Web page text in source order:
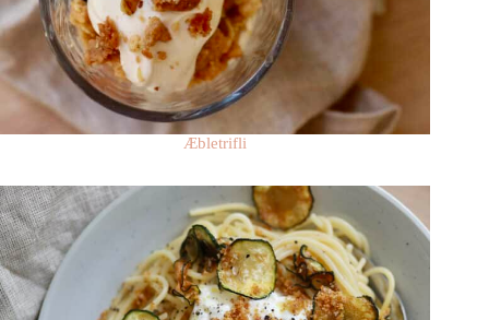
Æbletrifli